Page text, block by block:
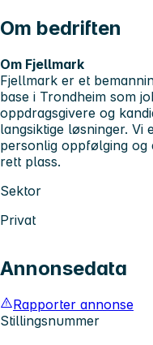
Om bedriften
Om Fjellmark
Fjellmark er et
base i Trondheim som
oppdragsgivere og
langsiktige løsninger. Vi
personlig oppfølging
rett plass.
Sektor
Privat
Annonsedata
Rapporter annonse
Stillingsnummer